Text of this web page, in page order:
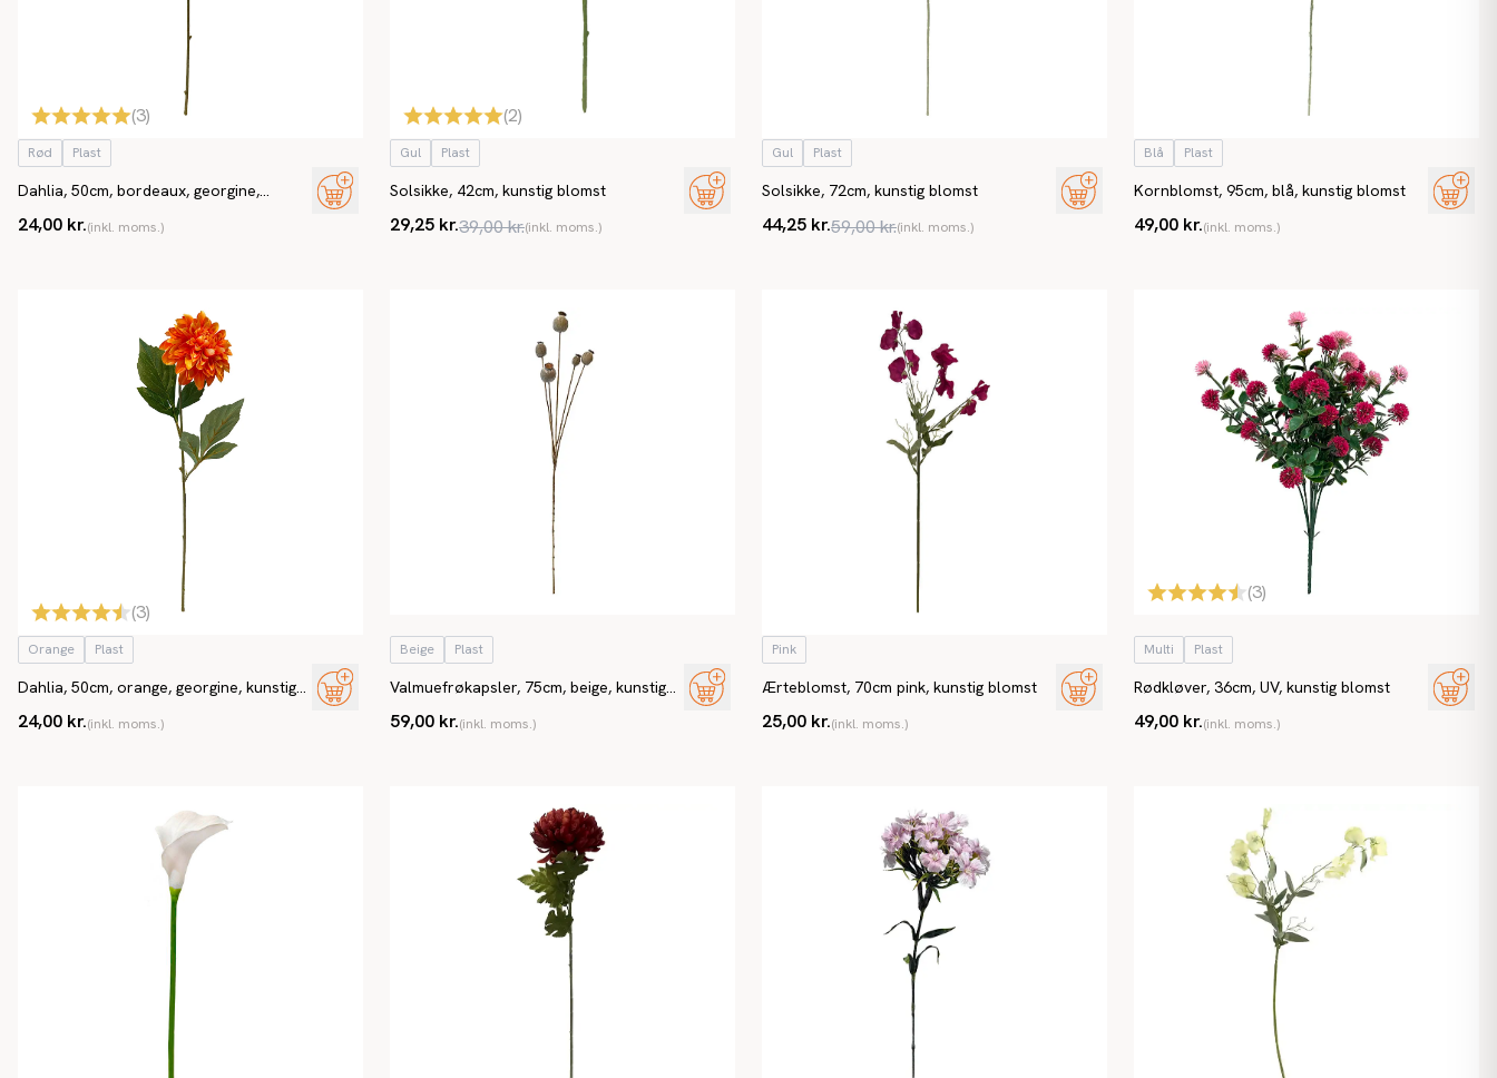
(3)
Rød Plast
Dahlia, 50cm, bordeaux, georgine,
24,00 kr.(inkl. moms.)
(2)
Gul Plast
Solsikke, 42cm, kunstig blomst
29,25 kr.39,00 kr.(inkl. moms.)
Gul Plast
Solsikke, 72cm, kunstig blomst
44,25 kr.59,00 kr.(inkl. moms.)
Blå Plast
Kornblomst, 95cm, blå, kunstig blomst
49,00 kr.(inkl. moms.)
(3)
Orange Plast
Dahlia, 50cm, orange, georgine, kunstig
24,00 kr.(inkl. moms.)
Beige Plast
Valmuefrøkapsler, 75cm, beige, kunstig
59,00 kr.(inkl. moms.)
Pink
Ærteblomst, 70cm pink, kunstig blomst
25,00 kr.(inkl. moms.)
(3)
Multi Plast
Rødkløver, 36cm, UV, kunstig blomst
49,00 kr.(inkl. moms.)